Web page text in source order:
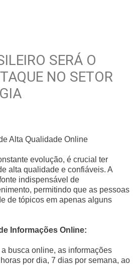
SERÁ O
NO SETOR
Alta Qualidade Online
evolução, é crucial ter
alta qualidade e confiáveis. A
indispensável de
permitindo que as pessoas
de tópicos em apenas alguns
Informações Online:
busca online, as informações
por dia, 7 dias por semana, ao